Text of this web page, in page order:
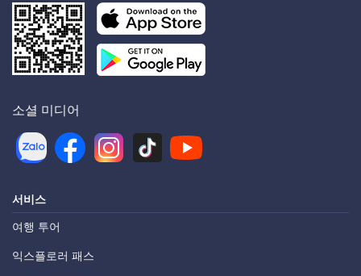
소셜 미디어
서비스
여행 투어
익스플로러 패스